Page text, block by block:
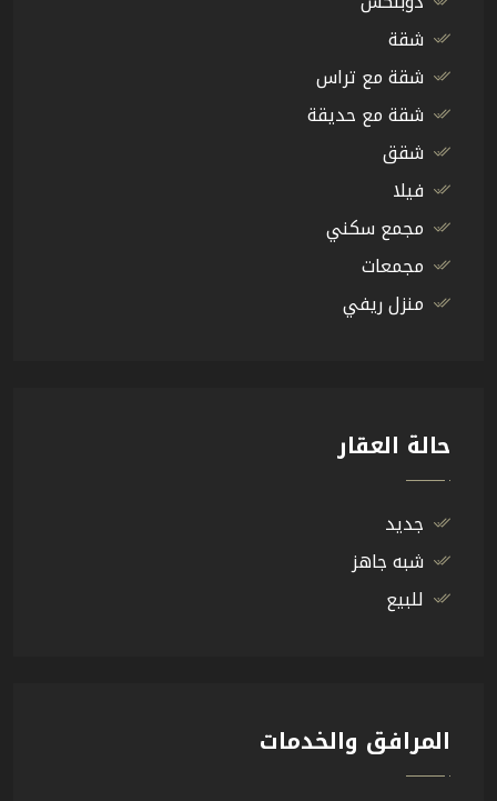
شقة
شقة مع تراس
شقة مع حديقة
شقق
فيلا
مجمع سكني
مجمعات
منزل ريفي
حالة العقار
جديد
شبه جاهز
للبيع
المرافق والخدمات